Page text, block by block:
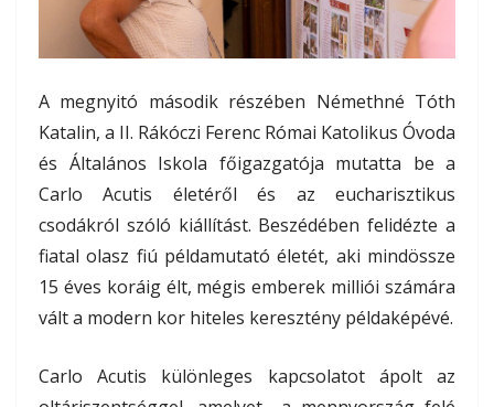
A megnyitó második részében Némethné Tóth
Katalin, a II. Rákóczi Ferenc Római Katolikus Óvoda
és Általános Iskola főigazgatója mutatta be a
Carlo Acutis életéről és az eucharisztikus
csodákról szóló kiállítást. Beszédében felidézte a
fiatal olasz fiú példamutató életét, aki mindössze
15 éves koráig élt, mégis emberek milliói számára
vált a modern kor hiteles keresztény példaképévé.
Carlo Acutis különleges kapcsolatot ápolt az